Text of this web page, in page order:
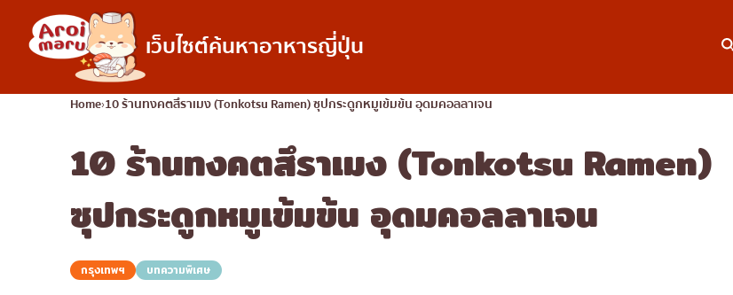
เว็บไซต์ค้นหาอาหารญี่ปุ่น
อาหารญี่ปุ่น
ค้นหาตามประเภทอาหาร
ราเมง
ค้นหาตามพื้นที่
ธนบุรี
คอลัมน์ความรู้
บทความที่KOLแนะนำ
Home 10 ร้านทงคตสึราเมง (Tonkotsu Ramen) ซุปกระดูกหมูเข้มข้น อุดมคอลลาเจน
10 ร้านทงคตสึราเมง (Tonkotsu Ramen)
ซุปกระดูกหมูเข้มข้น อุดมคอลลาเจน
กรุงเทพฯ บทความพิเศษ